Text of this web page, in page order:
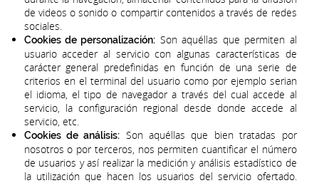
de videos o sonido o compartir contenidos a través de redes
sociales.
Cookies de personalización: Son aquéllas que permiten al
usuario acceder al servicio con algunas características de
carácter general predefinidas en función de una serie de
criterios en el terminal del usuario como por ejemplo serian
el idioma, el tipo de navegador a través del cual accede al
servicio, la configuración regional desde donde accede al
servicio, etc.
Cookies de análisis:
Son aquéllas que bien tratadas por
nosotros o por terceros, nos permiten cuantificar el número
de usuarios y así realizar la medición y análisis estadístico de
la utilización que hacen los usuarios del servicio ofertado.